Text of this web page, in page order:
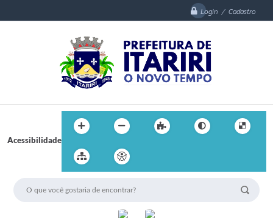
Login / Cadastro
Acessibilidade